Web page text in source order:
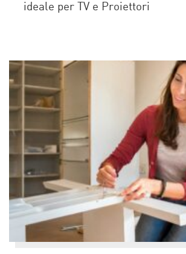
ideale per TV e Proiettori